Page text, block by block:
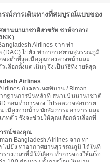
ณ์การเดินทางที่สมบูรณ์แบบของ
ยานนานาชาติฮาซรัท ชาห์จาลาล
Airlines จาก ท่า
ไปยัง ท่าอากาศยานสุวรรณภูมิ
จะต่ำที่สุดเมื่อคุณจองล่วงหน้าและ
เลือกตั้งแต่เนิ่นๆ จึงเป็นวิธีที่ง่ายที่สุด
Airlines
บังคลาเทศพิมาน / Biman
ากฐานการบินหลักที่ สนามบินนานาชาติ
ก่อนทำการจอง โปรดตรวจสอบราย
เนื่องจากน้ำหนักสัมภาระ อาหาร และ
ภทตั๋ว ซึ่งจะช่วยให้คุณเลือกตัวเลือกที่
ารณ์ของคุณ
Bangladesh Airlines จาก ท่า
ปยัง ท่าอากาศยานสุวรรณภูมิ ได้ในที่
างเวลาที่มีให้เลือก ทำการจองให้เสร็จ